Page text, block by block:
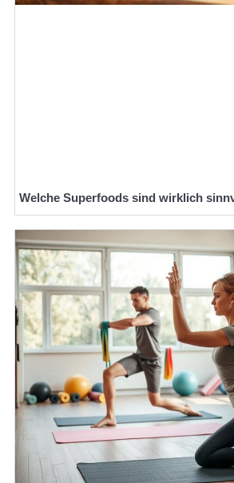
Welche Superfoods sind wirklich